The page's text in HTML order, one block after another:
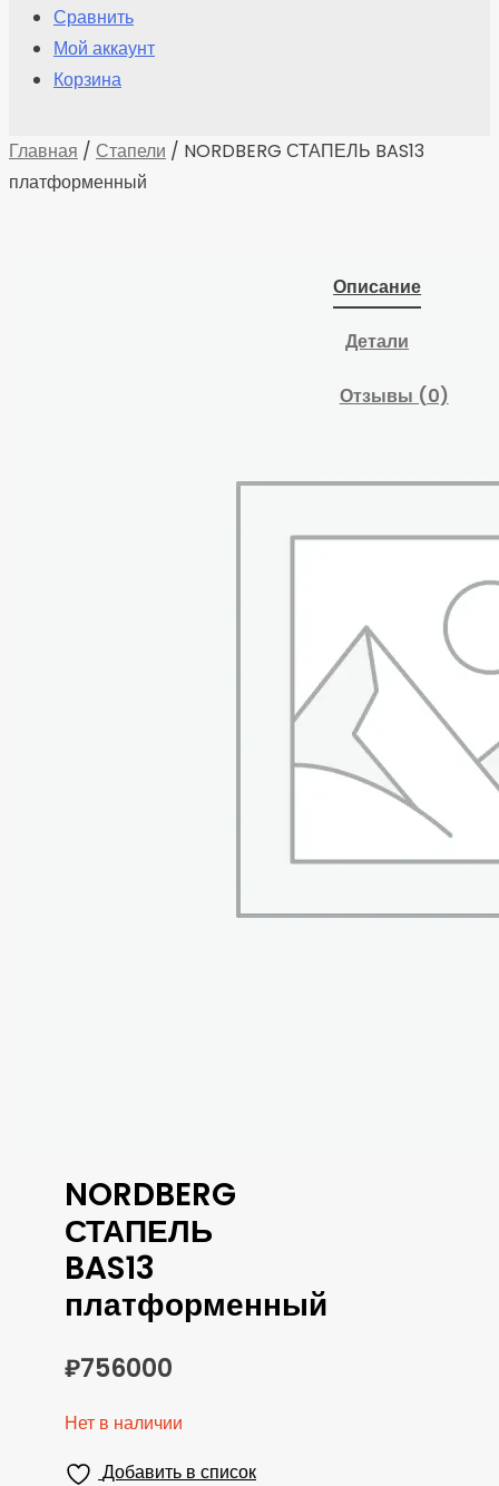
Сравнить
Мой аккаунт
Корзина
Главная / Стапели / NORDBERG СТАПЕЛЬ BAS13
платформенный
NORDBERG
СТАПЕЛЬ
BAS13
платформенный
₽756000
Нет в наличии
Добавить в список
Описание
Детали
Отзывы (0)
транспортной